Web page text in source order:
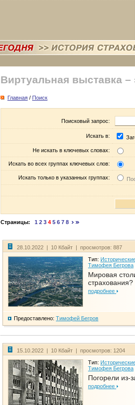
Виртуальная выставка –
Главная / Поиск
Поисковый запрос:
Искать в:
Не искать в ключевых словах:
Искать во всех группах ключевых слов:
Искать только в указанных группах:
Страницы: 1 2 3 4 5 6 7 8
28.10.2022 | 10 Кбайт | просмотров: 887
Тип:
Тимофея Бегрова
Мировая
страхования?
подробнее
Предоставлено: Тимофей Бегров
15.10.2022 | 10 Кбайт | просмотров: 1204
Тип:
Тимофея Бегрова
Погорели из-
подробнее